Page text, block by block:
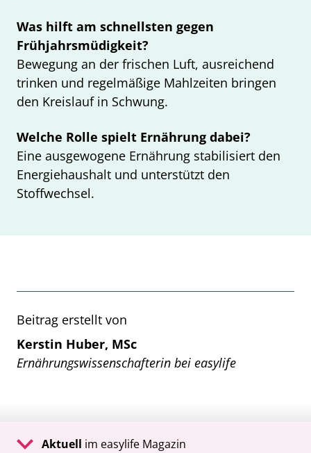
Was hilft am schnellsten gegen
Frühjahrsmüdigkeit?
Bewegung an der frischen Luft, ausreichend
trinken und regelmäßige Mahlzeiten bringen
den Kreislauf in Schwung.
Welche Rolle spielt Ernährung dabei?
Eine ausgewogene Ernährung stabilisiert den
Energiehaushalt und unterstützt den
Stoffwechsel.
Beitrag erstellt von
Kerstin Huber, MSc
Ernährungswissenschafterin bei easylife
Aktuell im easylife Magazin